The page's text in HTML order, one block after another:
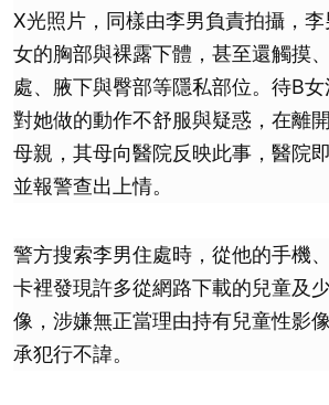
X光照片，同樣由李男負責拍攝，
女的胸部與裸露下體，甚至還觸摸
處、腋下與臀部等隱私部位。待B
對她做的動作不舒服與疑惑，在離
母親，其母向醫院反映此事，醫院
並報警查出上情。
警方搜索李男住處時，從他的手機
卡裡發現許多從網路下載的兒童及
像，涉嫌無正當理由持有兒童性影
承犯行不諱。